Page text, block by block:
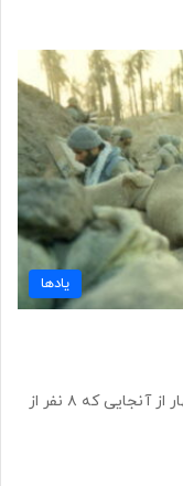
یادها
روایت برادر “علی دانائی“ از عملیات کربلای چهار از آنجایی که ۸ نفر از